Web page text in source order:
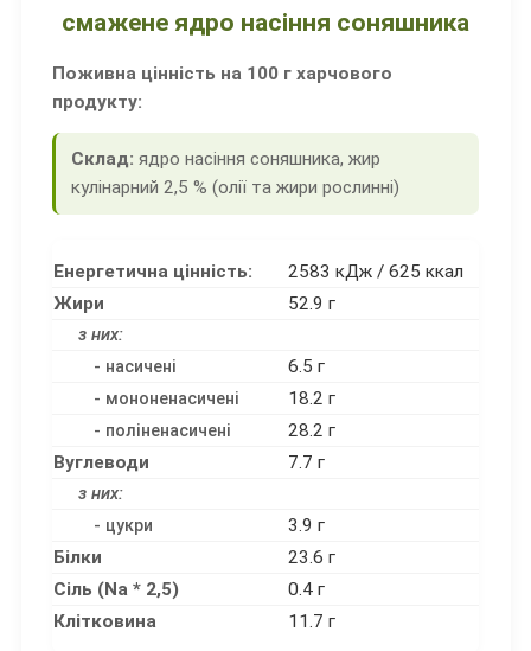
смажене ядро насіння соняшника
Поживна цінність на 100 г харчового
продукту:
Склад: ядро насіння соняшника, жир
кулінарний 2,5 % (олії та жири рослинні)
Енергетична цінність:
2583 кДж / 625 ккал
Жири
52.9 г
з них:
- насичені 6.5 г
- мононенасичені 18.2 г
- поліненасичені
28.2 г
Вуглеводи
7.7 г
з них:
- цукри
3.9 г
Білки
23.6 г
Сіль (Na * 2,5)
0.4 г
Клітковина
11.7 г